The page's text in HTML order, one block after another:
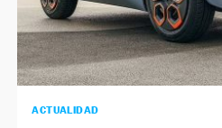
ACTUALIDAD